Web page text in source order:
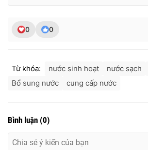
0 0
Từ khóa: nước sinh hoạt nước sạch
Bổ sung nước
cung cấp nước
Bình luận (0)